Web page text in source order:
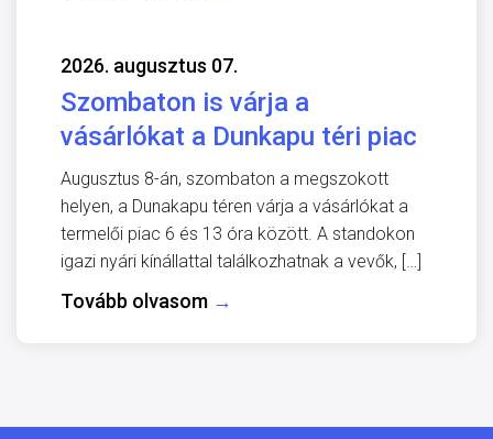
2026. augusztus 07.
Szombaton is várja a
vásárlókat a Dunkapu téri piac
Augusztus 8-án, szombaton a megszokott
helyen, a Dunakapu téren várja a vásárlókat a
termelői piac 6 és 13 óra között. A standokon
igazi nyári kínállattal találkozhatnak a vevők, […]
Tovább olvasom →